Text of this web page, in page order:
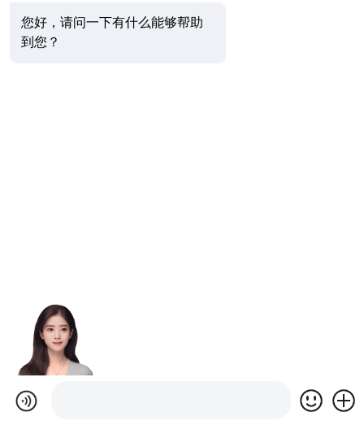
您好，请问一下有什么能够帮助
到您？